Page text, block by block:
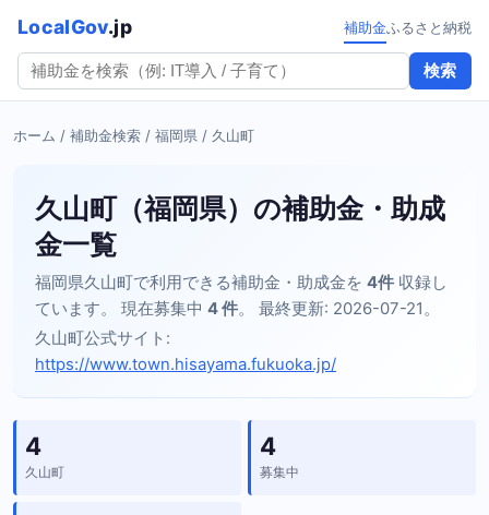
LocalGov.jp
検索
補助金ふるさと納税
ホーム / 補助金検索 / 福岡県 / 久山町
久山町（福岡県）の補助金・助成
金一覧
福岡県久山町で利用できる補助金・助成金を 4件 収録し
ています。 現在募集中 4 件。 最終更新: 2026-07-21。
久山町公式サイト:
https://www.town.hisayama.fukuoka.jp/
4
久山町
4
募集中